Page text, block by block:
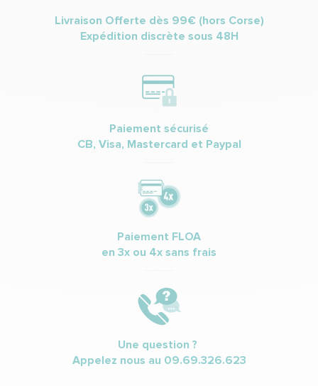
Livraison Offerte dès 99€ (hors Corse)
Expédition discrète sous 48H
Paiement sécurisé
CB, Visa, Mastercard et Paypal
Paiement FLOA
en 3x ou 4x sans frais
Une question ?
Appelez nous au 09.69.326.623